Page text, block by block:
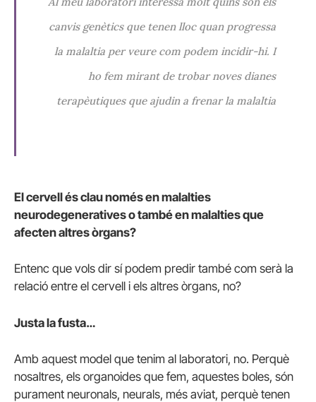
canvis genètics que tenen lloc quan progressa
la malaltia per veure com podem incidir-hi. I
ho fem mirant de trobar noves dianes
terapèutiques que ajudin a frenar la malaltia
El cervell és clau només en malalties
neurodegeneratives o també en malalties que
afecten altres òrgans?
Entenc que vols dir sí podem predir també com serà la
relació entre el cervell i els altres òrgans, no?
Justa la fusta…
Amb aquest model que tenim al laboratori, no. Perquè
nosaltres, els organoides que fem, aquestes boles, són
purament neuronals, neurals, més aviat, perquè tenen